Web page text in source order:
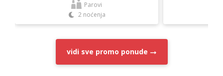
Parovi
2 noćenja
vidi sve promo ponude